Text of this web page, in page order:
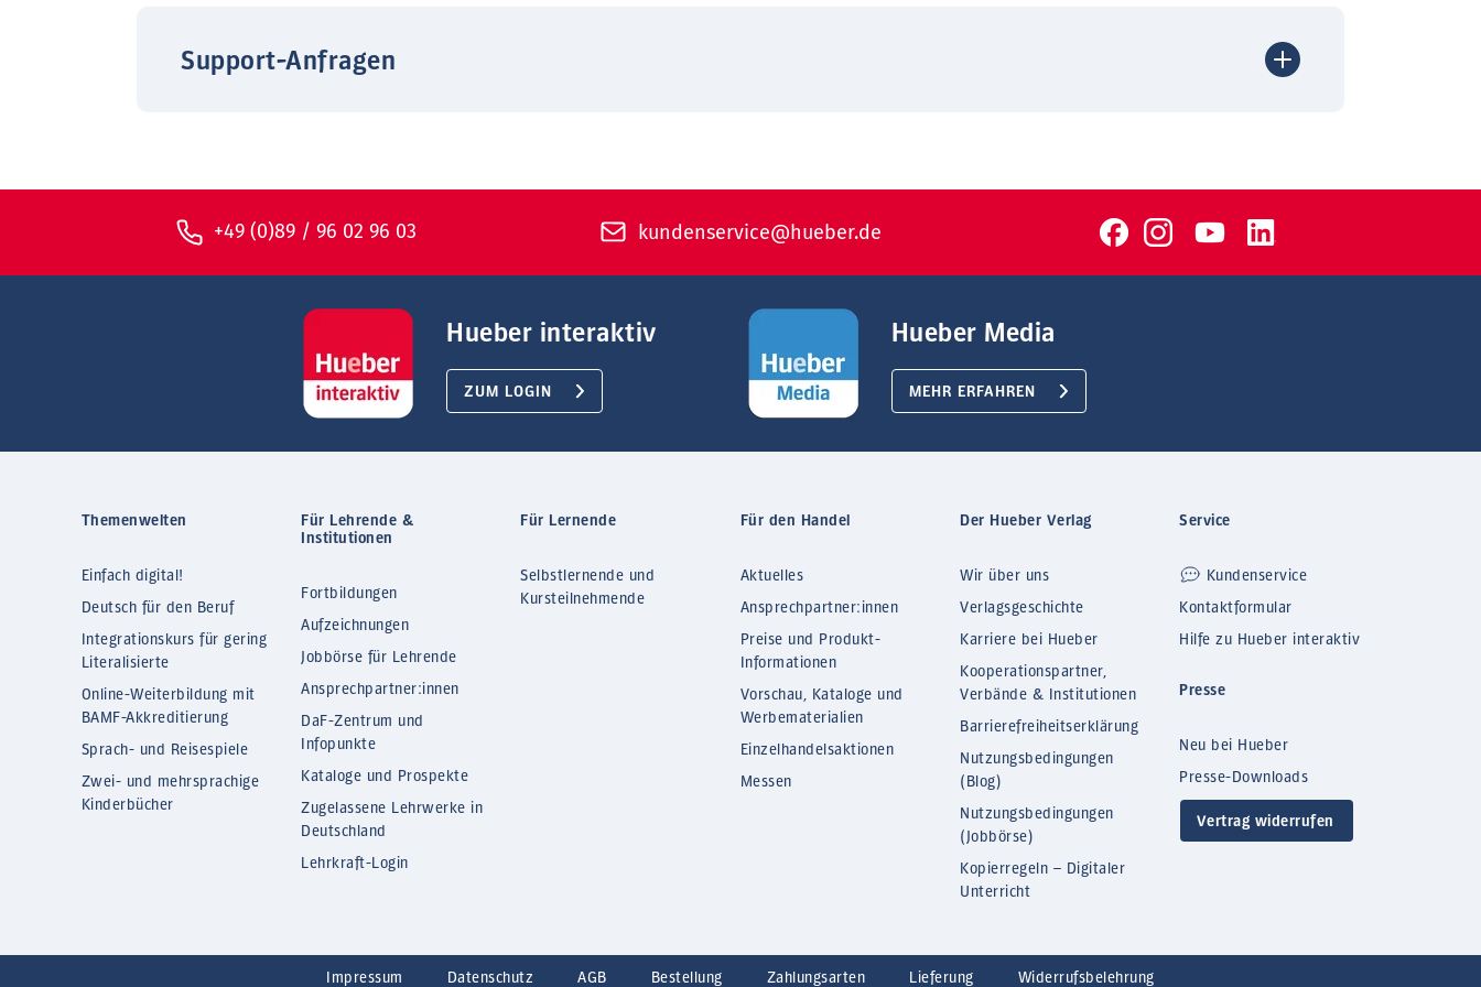
Support-Anfragen
+49 (0)89 / 96 02 96 03 kundenservice@hueber.de
Hueber interaktiv
ZUM LOGIN
Hueber Media
MEHR ERFAHREN
Themenwelten
Einfach digital!
Deutsch für den Beruf
Integrationskurs für gering
Literalisierte
Online-Weiterbildung mit
BAMF-Akkreditierung
Sprach- und Reisespiele
Zwei- und mehrsprachige
Kinderbücher
Für Lehrende &
Institutionen
Fortbildungen
Aufzeichnungen
Jobbörse für Lehrende
Ansprechpartner:innen
DaF-Zentrum und
Infopunkte
Kataloge und Prospekte
Zugelassene Lehrwerke in
Deutschland
Lehrkraft-Login
Für Lernende
Selbstlernende und
Kursteilnehmende
Für den Handel
Aktuelles
Ansprechpartner:innen
Preise und Produkt-
Informationen
Vorschau, Kataloge und
Werbematerialien
Einzelhandelsaktionen
Messen
Der Hueber Verlag
Wir über uns
Verlagsgeschichte
Karriere bei Hueber
Kooperationspartner,
Verbände & Institutionen
Barrierefreiheitserklärung
Nutzungsbedingungen
(Blog)
Nutzungsbedingungen
(Jobbörse)
Kopierregeln – Digitaler
Unterricht
Service
Kundenservice
Kontaktformular
Hilfe zu Hueber interaktiv
Presse
Neu bei Hueber
Presse-Downloads
Vertrag widerrufen
Impressum Datenschutz AGB Bestellung Zahlungsarten Lieferung Widerrufsbelehrung